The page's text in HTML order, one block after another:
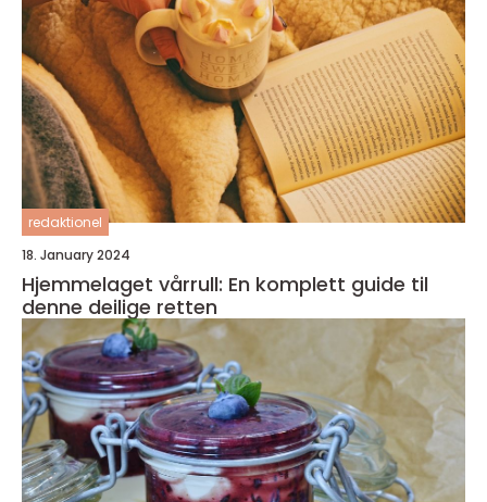
redaktionel
18. January 2024
Hjemmelaget vårrull: En komplett guide til
denne deilige retten